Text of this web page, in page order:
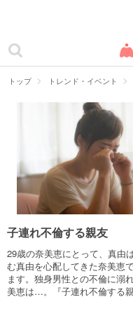
マ
カテゴリー一覧
赤ちゃん・育児
子育て・家族
美容・ファッション
お仕事
トップ トレンド・イベント
子連れ不倫する親友
29歳の奈美恵にとって、真由
む真由を心配してきた奈美恵
ます。独身男性との不倫に溺
美恵は…。『子連れ不倫する